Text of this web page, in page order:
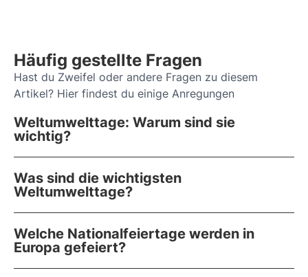
Häufig gestellte Fragen
Hast du Zweifel oder andere Fragen zu diesem
Artikel? Hier findest du einige Anregungen
Weltumwelttage: Warum sind sie
wichtig?
Was sind die wichtigsten
Weltumwelttage?
Welche Nationalfeiertage werden in
Europa gefeiert?